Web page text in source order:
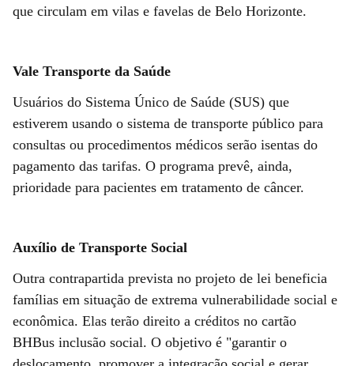
que circulam em vilas e favelas de Belo Horizonte.
Vale Transporte da Saúde
Usuários do Sistema Único de Saúde (SUS) que
estiverem usando o sistema de transporte público para
consultas ou procedimentos médicos serão isentas do
pagamento das tarifas. O programa prevê, ainda,
prioridade para pacientes em tratamento de câncer.
Auxílio de Transporte Social
Outra contrapartida prevista no projeto de lei beneficia
famílias em situação de extrema vulnerabilidade social e
econômica. Elas terão direito a créditos no cartão
BHBus inclusão social. O objetivo é "garantir o